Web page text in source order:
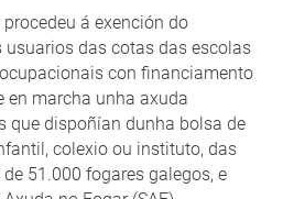
á exención do
das cotas das escolas
con financiamento
en marcha unha axuda
que dispoñían dunha bolsa de
colexio ou instituto, das
51.000 fogares galegos, e